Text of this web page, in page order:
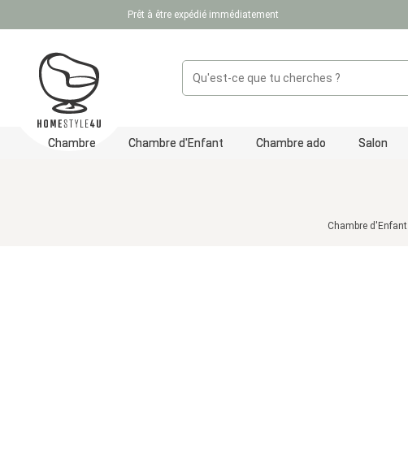
au contenu principal
Passer à la navigation principalePrêt à être expédié immédiatement
Chambre Chambre d'Enfant Chambre ado Salon
Chambre d'Enfant